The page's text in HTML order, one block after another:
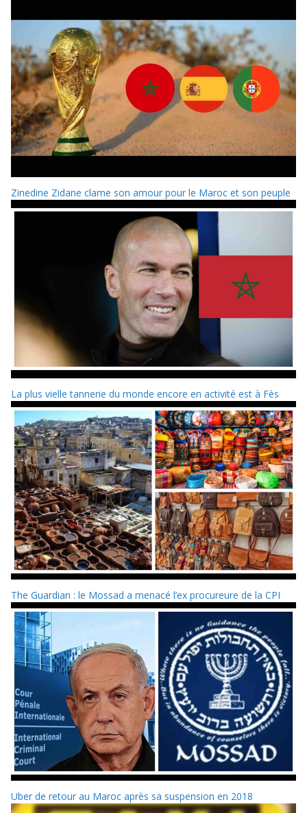
Zinedine Zidane clame son amour pour le Maroc et son peuple
La plus vielle tannerie du monde encore en activité est à Fès
The Guardian : le Mossad a menacé l’ex procureure de la CPI
Uber de retour au Maroc après sa suspension en 2018